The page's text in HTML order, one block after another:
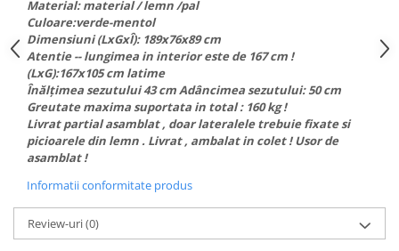
Material: material / lemn /pal
Culoare:verde-mentol
Dimensiuni (LxGxÎ): 189x76x89 cm
Atentie -- lungimea in interior este de 167 cm !
(LxG):167x105 cm latime
Înălţimea sezutului 43 cm Adâncimea sezutului: 50 cm
Greutate maxima suportata in total : 160 kg !
Livrat partial asamblat , doar lateralele trebuie fixate si
picioarele din lemn . Livrat , ambalat in colet ! Usor de
asamblat !
Informatii conformitate produs
Review-uri(0)